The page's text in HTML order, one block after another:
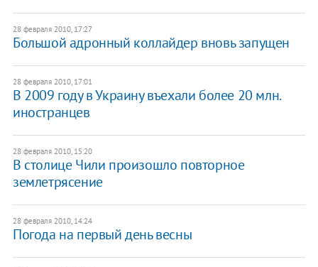
28 февраля 2010, 17:27
Большой адронный коллайдер вновь запущен
28 февраля 2010, 17:01
В 2009 году в Украину въехали более 20 млн.
иностранцев
28 февраля 2010, 15:20
В столице Чили произошло повторное
землетрясение
28 февраля 2010, 14:24
Погода на первый день весны